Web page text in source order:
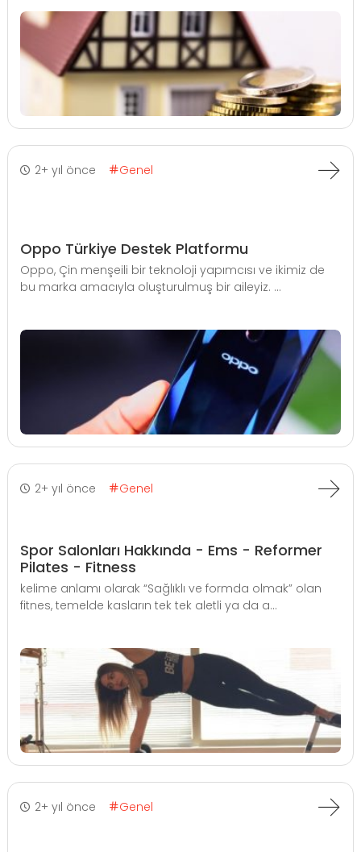
2+ yıl önce Genel
Oppo Türkiye Destek Platformu
Oppo, Çin menşeili bir teknoloji yapımcısı ve ikimiz de
bu marka amacıyla oluşturulmuş bir aileyiz. ...
2+ yıl önce Genel
Spor Salonları Hakkında - Ems - Reformer
Pilates - Fitness
kelime anlamı olarak “Sağlıklı ve formda olmak” olan
fitnes, temelde kasların tek tek aletli ya da a...
2+ yıl önce Genel